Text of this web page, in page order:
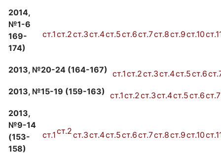
2014,
№1-6
169-
174)
ст.1ст.2ст.3ст.4ст.5ст.6ст.7ст.8ст.9ст.10
2013, №20-24 (164-167) ст.1ст.2ст.3ст.4ст.5ст.6
2013, №15-19 (159-163) ст.1ст.2ст.3ст.4ст.5ст.6ст.7
2013,
№9-14
(153-
158)
ст.1ст.2ст.3ст.4ст.5ст.6ст.7ст.8ст.9ст.10